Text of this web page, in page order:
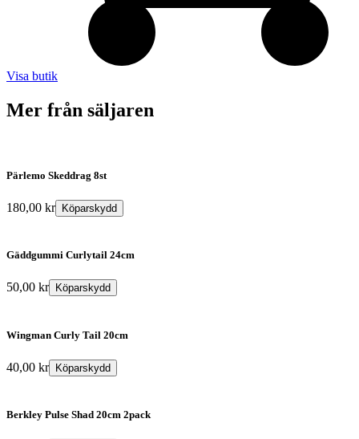
Visa butik
Mer från säljaren
Pärlemo Skeddrag 8st
180,00 kr Köparskydd
Gäddgummi Curlytail 24cm
50,00 kr Köparskydd
Wingman Curly Tail 20cm
40,00 kr Köparskydd
Berkley Pulse Shad 20cm 2pack